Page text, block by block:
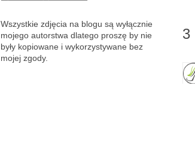
3
Wszystkie zdjęcia na blogu są wyłącznie
mojego autorstwa dlatego proszę by nie
były kopiowane i wykorzystywane bez
mojej zgody.